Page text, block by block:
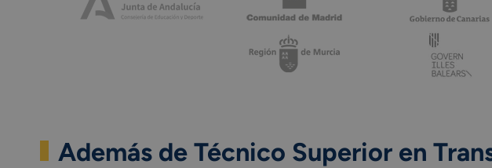
Además de Técnico Superior en